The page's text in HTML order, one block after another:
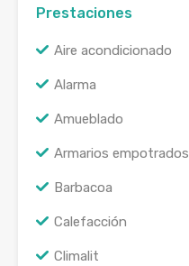
Prestaciones
Aire acondicionado
Alarma
Amueblado
Armarios empotrados
Barbacoa
Calefacción
Climalit